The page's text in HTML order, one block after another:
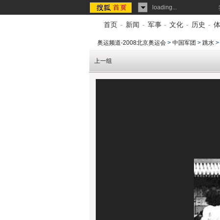
loading...
首页 - 新闻 - 军事 - 文化 - 历史 -
奥运频道-2008北京奥运会 > 中国军团 > 跳水 >
上一组